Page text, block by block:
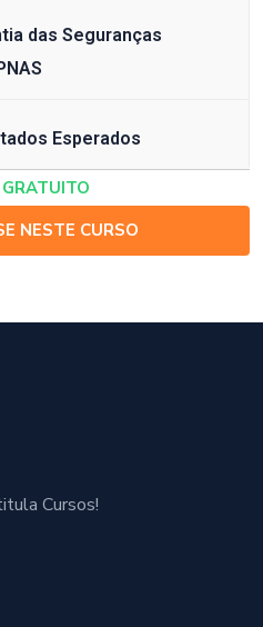
das Seguranças
Esperados
NESTE CURSO
Cursos!